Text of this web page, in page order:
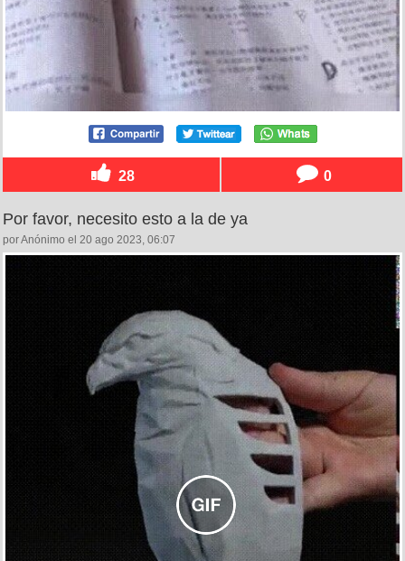
28 0
Por favor, necesito esto a la de ya
por Anónimo el 20 ago 2023, 06:07